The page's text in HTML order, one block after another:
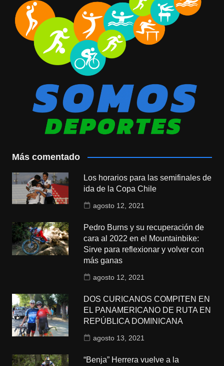
Más comentado
Los horarios para las semifinales de
ida de la Copa Chile
agosto 12, 2021
Pedro Burns y su recuperación de
cara al 2022 en el Mountainbike:
Sirve para reflexionar y volver con
más ganas
agosto 12, 2021
DOS CURICANOS COMPITEN EN
EL PANAMERICANO DE RUTA EN
REPÚBLICA DOMINICANA
agosto 13, 2021
“Benja” Herrera vuelve a la